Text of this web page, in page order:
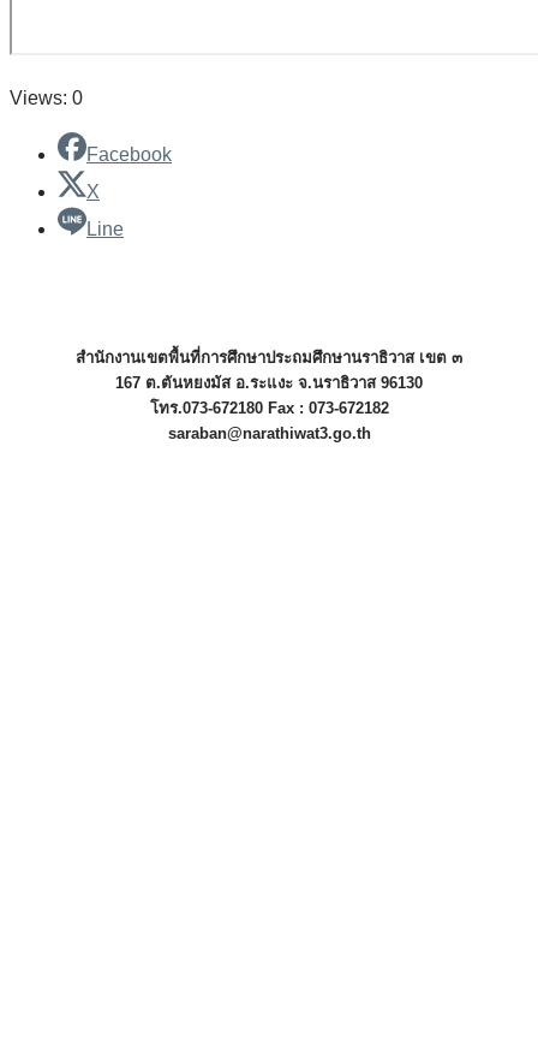
Views: 0
Facebook
X
Line
สำนักงานเขตพื้นที่การศึกษาประถมศึกษานราธิวาส เขต ๓
167 ต.ตันหยงมัส อ.ระแงะ จ.นราธิวาส 96130
โทร.073-672180 Fax : 073-672182
saraban@narathiwat3.go.th